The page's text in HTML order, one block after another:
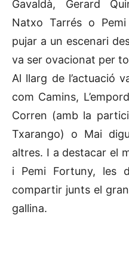
Gavaldà, Gerard
Natxo Tarrés o
pujar a un escenari
va ser ovacionat per
Al llarg de l’actuació
com Camins,
Corren (amb la
Txarango) o Mai
altres. I a destacar el
i Pemi Fortuny, les
compartir junts el
gallina.